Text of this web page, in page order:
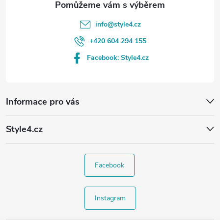
Informace pro vás
Style4.cz
info@style4.cz
+420 604 294 155
Facebook: Style4.cz
Facebook
Instagram